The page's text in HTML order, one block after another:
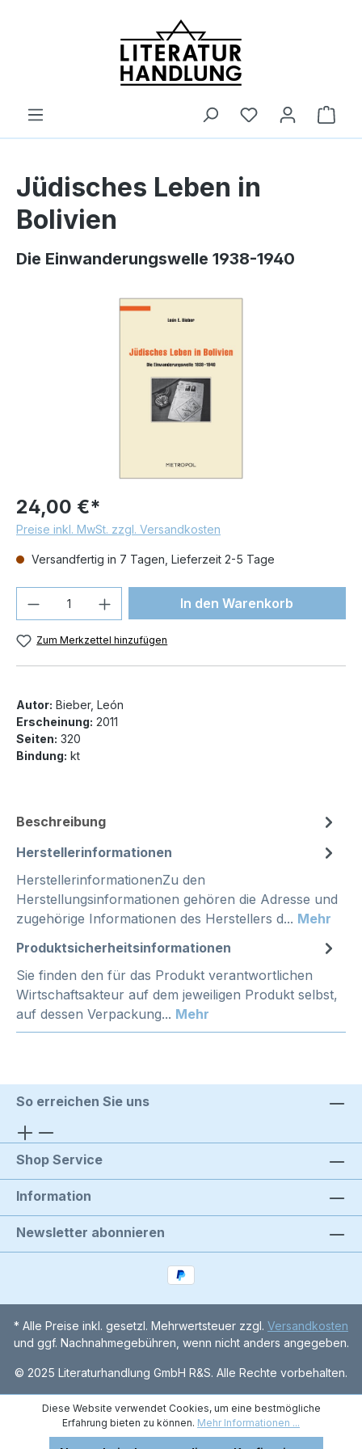
Jüdisches Leben in
Bolivien
Die Einwanderungswelle 1938-1940
Bildergalerie überspringen
24,00 €*
Preise inkl. MwSt. zzgl. Versandkosten
Versandfertig in 7 Tagen, Lieferzeit 2-5 Tage
Produkt Anzahl: Gib denIn den Warenkorb
Zum Merkzettel hinzufügen
Autor: Bieber, León
Erscheinung: 2011
Seiten: 320
Bindung: kt
Beschreibung
Herstellerinformationen
HerstellerinformationenZu den
Herstellungsinformationen gehören die Adresse und
zugehörige Informationen des Herstellers d... Mehr
Produktsicherheitsinformationen
Sie finden den für das Produkt verantwortlichen
Wirtschaftsakteur auf dem jeweiligen Produkt selbst,
auf dessen Verpackung... Mehr
So erreichen Sie uns
Shop Service
Information
Newsletter abonnieren
* Alle Preise inkl. gesetzl. Mehrwertsteuer zzgl. Versandkosten
und ggf. Nachnahmegebühren, wenn nicht anders angegeben.
© 2025 Literaturhandlung GmbH R&S. Alle Rechte vorbehalten.
Diese Website verwendet Cookies, um eine bestmögliche
Erfahrung bieten zu können. Mehr Informationen ...